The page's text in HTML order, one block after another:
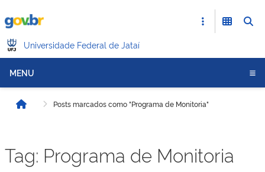
Universidade Federal de Jataí
MENU
Início Posts marcados como "Programa de Monitoria"
Tag: Programa de Monitoria